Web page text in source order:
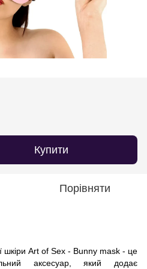
Купити
Порівняти
шкіри Art of Sex - Bunny mask - це
аксесуар, який додає